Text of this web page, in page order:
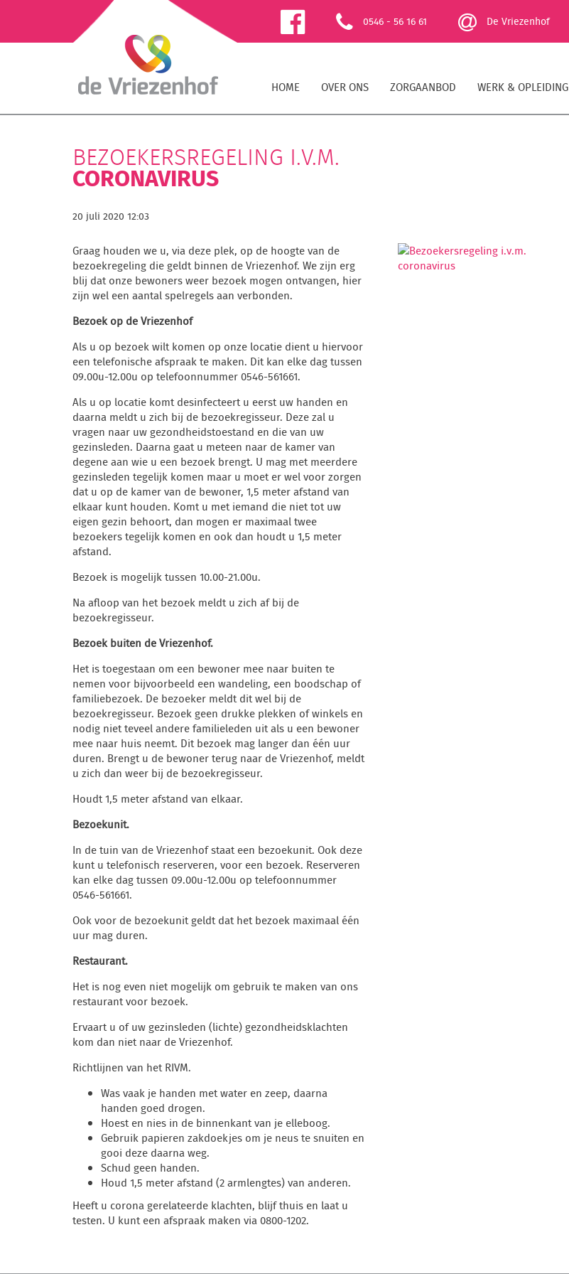
0546 - 56 16 61 De Vriezenhof
HOME OVER ONS ZORGAANBOD WERK & OPLEIDING
BEZOEKERSREGELING I.V.M.
CORONAVIRUS
20 juli 2020 12:03
Graag houden we u, via deze plek, op de hoogte van de
bezoekregeling die geldt binnen de Vriezenhof. We zijn erg
blij dat onze bewoners weer bezoek mogen ontvangen, hier
zijn wel een aantal spelregels aan verbonden.
Bezoek op de Vriezenhof
Als u op bezoek wilt komen op onze locatie dient u hiervoor
een telefonische afspraak te maken. Dit kan elke dag tussen
09.00u-12.00u op telefoonnummer 0546-561661.
Als u op locatie komt desinfecteert u eerst uw handen en
daarna meldt u zich bij de bezoekregisseur. Deze zal u
vragen naar uw gezondheidstoestand en die van uw
gezinsleden. Daarna gaat u meteen naar de kamer van
degene aan wie u een bezoek brengt. U mag met meerdere
gezinsleden tegelijk komen maar u moet er wel voor zorgen
dat u op de kamer van de bewoner, 1,5 meter afstand van
elkaar kunt houden. Komt u met iemand die niet tot uw
eigen gezin behoort, dan mogen er maximaal twee
bezoekers tegelijk komen en ook dan houdt u 1,5 meter
afstand.
Bezoek is mogelijk tussen 10.00-21.00u.
Na afloop van het bezoek meldt u zich af bij de
bezoekregisseur.
Bezoek buiten de Vriezenhof.
Het is toegestaan om een bewoner mee naar buiten te
nemen voor bijvoorbeeld een wandeling, een boodschap of
familiebezoek. De bezoeker meldt dit wel bij de
bezoekregisseur. Bezoek geen drukke plekken of winkels en
nodig niet teveel andere familieleden uit als u een bewoner
mee naar huis neemt. Dit bezoek mag langer dan één uur
duren. Brengt u de bewoner terug naar de Vriezenhof, meldt
u zich dan weer bij de bezoekregisseur.
Houdt 1,5 meter afstand van elkaar.
Bezoekunit.
In de tuin van de Vriezenhof staat een bezoekunit. Ook deze
kunt u telefonisch reserveren, voor een bezoek. Reserveren
kan elke dag tussen 09.00u-12.00u op telefoonnummer
0546-561661.
Ook voor de bezoekunit geldt dat het bezoek maximaal één
uur mag duren.
Restaurant.
Het is nog even niet mogelijk om gebruik te maken van ons
restaurant voor bezoek.
Ervaart u of uw gezinsleden (lichte) gezondheidsklachten
kom dan niet naar de Vriezenhof.
Richtlijnen van het RIVM.
Was vaak je handen met water en zeep, daarna
handen goed drogen.
Hoest en nies in de binnenkant van je elleboog.
Gebruik papieren zakdoekjes om je neus te snuiten en
gooi deze daarna weg.
Schud geen handen.
Houd 1,5 meter afstand (2 armlengtes) van anderen.
Heeft u corona gerelateerde klachten, blijf thuis en laat u
testen. U kunt een afspraak maken via 0800-1202.